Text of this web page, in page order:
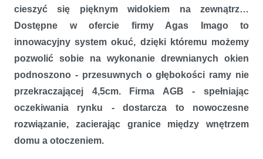
cieszyć się pięknym widokiem na zewnątrz…
Dostępne w ofercie firmy Agas Imago to
innowacyjny system okuć, dzięki któremu możemy
pozwolić sobie na wykonanie drewnianych okien
podnoszono - przesuwnych o głębokości ramy nie
przekraczającej 4,5cm. Firma AGB - spełniając
oczekiwania rynku - dostarcza to nowoczesne
rozwiązanie, zacierając granice między wnętrzem
domu a otoczeniem.